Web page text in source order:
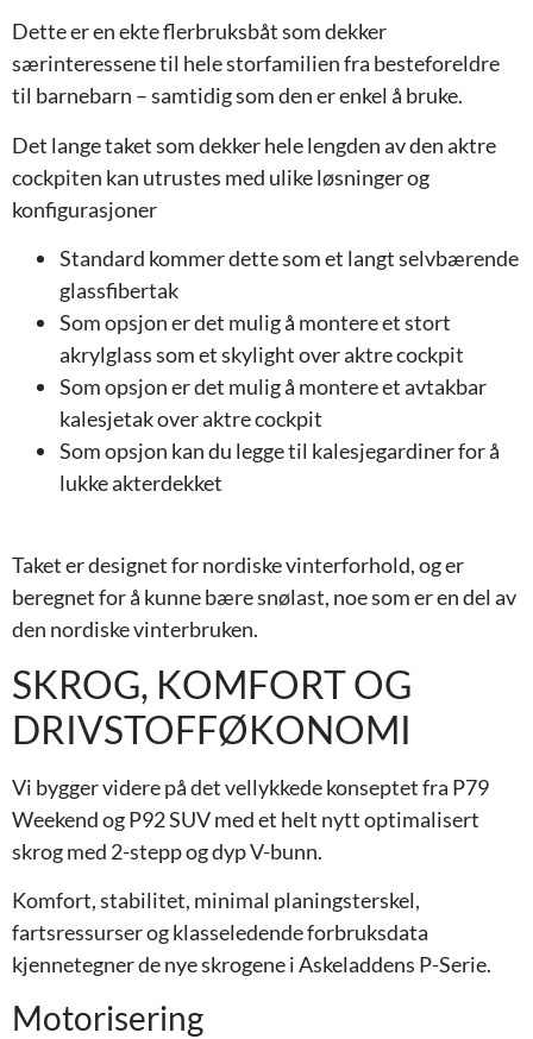
Dette er en ekte flerbruksbåt som dekker
særinteressene til hele storfamilien fra besteforeldre
til barnebarn – samtidig som den er enkel å bruke.
Det lange taket som dekker hele lengden av den aktre
cockpiten kan utrustes med ulike løsninger og
konfigurasjoner
Standard kommer dette som et langt selvbærende
glassfibertak
Som opsjon er det mulig å montere et stort
akrylglass som et skylight over aktre cockpit
Som opsjon er det mulig å montere et avtakbar
kalesjetak over aktre cockpit
Som opsjon kan du legge til kalesjegardiner for å
lukke akterdekket
Taket er designet for nordiske vinterforhold, og er
beregnet for å kunne bære snølast, noe som er en del av
den nordiske vinterbruken.
SKROG, KOMFORT OG
DRIVSTOFFØKONOMI
Vi bygger videre på det vellykkede konseptet fra P79
Weekend og P92 SUV med et helt nytt optimalisert
skrog med 2-stepp og dyp V-bunn.
Komfort, stabilitet, minimal planingsterskel,
fartsressurser og klasseledende forbruksdata
kjennetegner de nye skrogene i Askeladdens P-Serie.
Motorisering